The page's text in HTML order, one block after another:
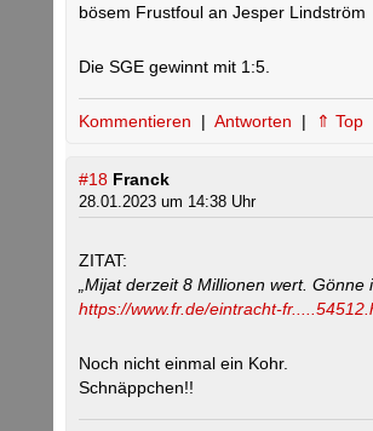
bösem Frustfoul an Jesper Lindström
Die SGE gewinnt mit 1:5.
Kommentieren | Antworten | ⇑ Top
#18 Franck
28.01.2023 um 14:38 Uhr
ZITAT:
„Mijat derzeit 8 Millionen wert. Gönne
https://www.fr.de/eintracht-
Noch nicht einmal ein Kohr.
Schnäppchen!!